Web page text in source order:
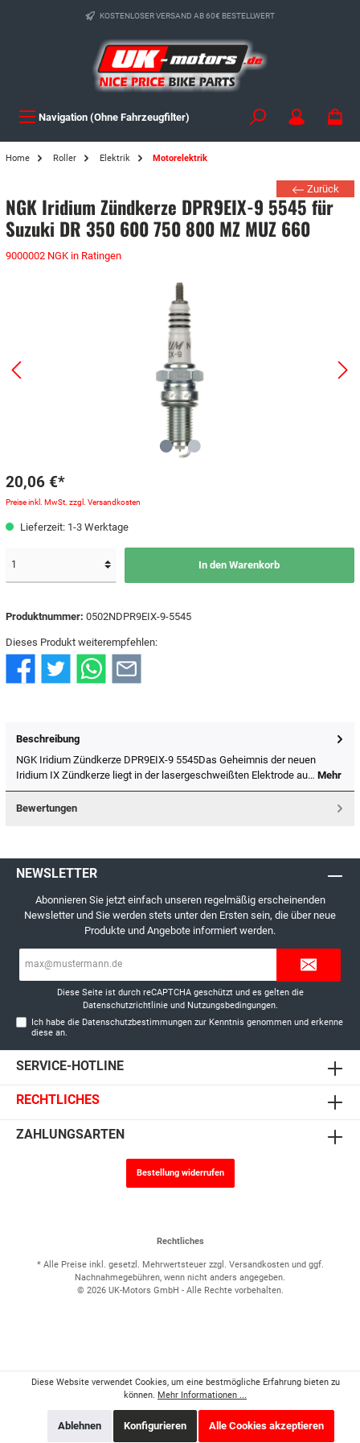
KOSTENLOSER VERSAND AB 60€ BESTELLWERT
Navigation (Ohne Fahrzeugfilter)
Home Roller Elektrik Motorelektrik
Zurück
NGK Iridium Zündkerze DPR9EIX-9 5545 für
Suzuki DR 350 600 750 800 MZ MUZ 660
9000002 NGK in Ratingen
20,06 €*
Preise inkl. MwSt. zzgl. Versandkosten
Lieferzeit: 1-3 Werktage
In den Warenkorb
Produktnummer: 0502NDPR9EIX-9-5545
Dieses Produkt weiterempfehlen:
Beschreibung
NGK Iridium Zündkerze DPR9EIX-9 5545Das Geheimnis der neuen
Iridium IX Zündkerze liegt in der lasergeschweißten Elektrode au… Mehr
Bewertungen
NEWSLETTER
Abonnieren Sie jetzt einfach unseren regelmäßig erscheinenden
Newsletter und Sie werden stets unter den Ersten sein, die über neue
Produkte und Angebote informiert werden.
Diese Seite ist durch reCAPTCHA geschützt und es gelten die
Datenschutzrichtlinieund Nutzungsbedingungen.
Ich habe die Datenschutzbestimmungen zur Kenntnis genommen und erkenne
diese an.
SERVICE-HOTLINE
RECHTLICHES
ZAHLUNGSARTEN
Bestellung widerrufen
Rechtliches
* Alle Preise inkl. gesetzl. Mehrwertsteuer zzgl. Versandkostenund ggf.
Nachnahmegebühren, wenn nicht anders angegeben.
© 2026 UK-Motors GmbH - Alle Rechte vorbehalten.
Diese Website verwendet Cookies, um eine bestmögliche Erfahrung bieten zu
können. Mehr Informationen ...
Ablehnen Konfigurieren Alle Cookies akzeptieren